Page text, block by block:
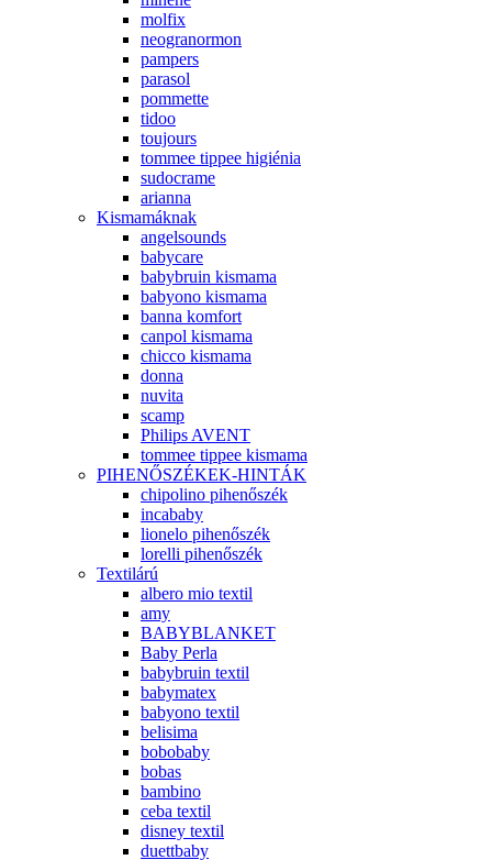
molfix
neogranormon
pampers
parasol
pommette
tidoo
toujours
tommee tippee higiénia
sudocrame
arianna
Kismamáknak
angelsounds
babycare
babybruin kismama
babyono kismama
banna komfort
canpol kismama
chicco kismama
donna
nuvita
scamp
Philips AVENT
tommee tippee kismama
PIHENŐSZÉKEK-HINTÁK
chipolino pihenőszék
incababy
lionelo pihenőszék
lorelli pihenőszék
Textilárú
albero mio textil
amy
BABYBLANKET
Baby Perla
babybruin textil
babymatex
babyono textil
belisima
bobobaby
bobas
bambino
ceba textil
disney textil
duettbaby